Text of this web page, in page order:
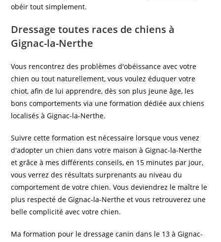
obéir tout simplement.
Dressage toutes races de chiens à
Gignac-la-Nerthe
Vous rencontrez des problèmes d'obéissance avec votre
chien ou tout naturellement, vous voulez éduquer votre
chiot, afin de lui apprendre, dès son plus jeune âge, les
bons comportements via une formation dédiée aux chiens
localisés à Gignac-la-Nerthe.
Suivre cette formation est nécessaire lorsque vous venez
d'adopter un chien dans votre maison à Gignac-la-Nerthe
et grâce à mes différents conseils, en 15 minutes par jour,
vous verrez des résultats surprenants au niveau du
comportement de votre chien. Vous deviendrez le maître le
plus respecté de Gignac-la-Nerthe et vous retrouverez une
belle complicité avec votre chien.
Ma formation pour le dressage canin dans le 13 à Gignac-